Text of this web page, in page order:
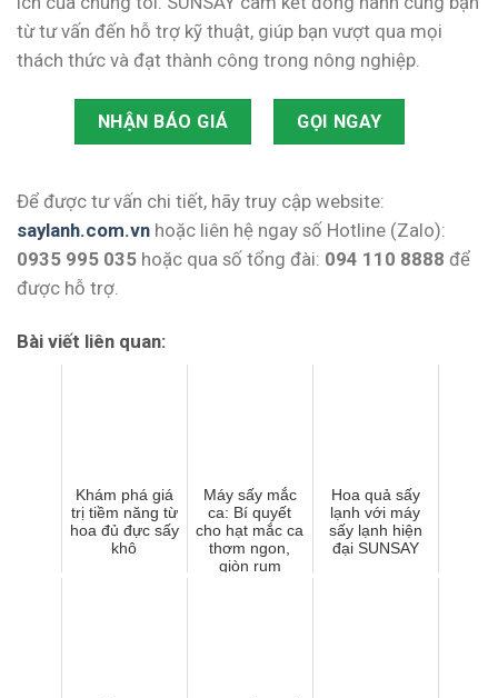
từ tư vấn đến hỗ trợ kỹ thuật, giúp bạn vượt qua mọi
thách thức và đạt thành công trong nông nghiệp.
NHẬN BÁO GIÁ GỌI NGAY
Để được tư vấn chi tiết, hãy truy cập website:
saylanh.com.vn hoặc liên hệ ngay số Hotline (Zalo):
0935 995 035 hoặc qua số tổng đài: 094 110 8888 để
được hỗ trợ.
Bài viết liên quan:
Khám phá giá
trị tiềm năng từ
hoa đủ đực sấy
khô
Máy sấy mắc
ca: Bí quyết
cho hạt mắc ca
thơm ngon,
giòn rụm
Hoa quả sấy
lạnh với máy
sấy lạnh hiện
đại SUNSAY